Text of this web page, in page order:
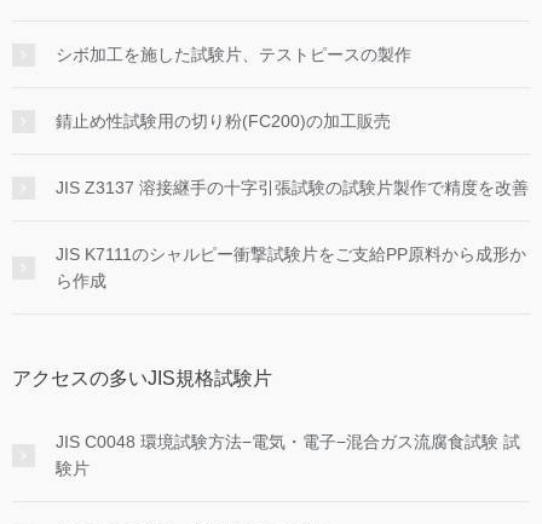
シボ加工を施した試験片、テストピースの製作
錆止め性試験用の切り粉(FC200)の加工販売
JIS Z3137 溶接継手の十字引張試験の試験片製作で精度を改善
JIS K7111のシャルピー衝撃試験片をご支給PP原料から成形か
ら作成
アクセスの多いJIS規格試験片
JIS C0048 環境試験方法−電気・電子−混合ガス流腐食試験 試
験片